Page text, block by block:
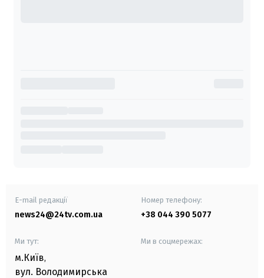
E-mail редакції
news24@24tv.com.ua
Номер телефону:
+38 044 390 5077
Ми тут:
м.Київ,
вул. Володимирська
Ми в соцмережах: